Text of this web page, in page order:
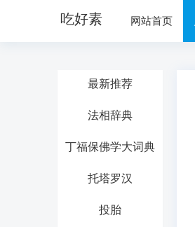
吃好素 网站首页
最新推荐
法相辞典
丁福保佛学大词典
托塔罗汉
投胎